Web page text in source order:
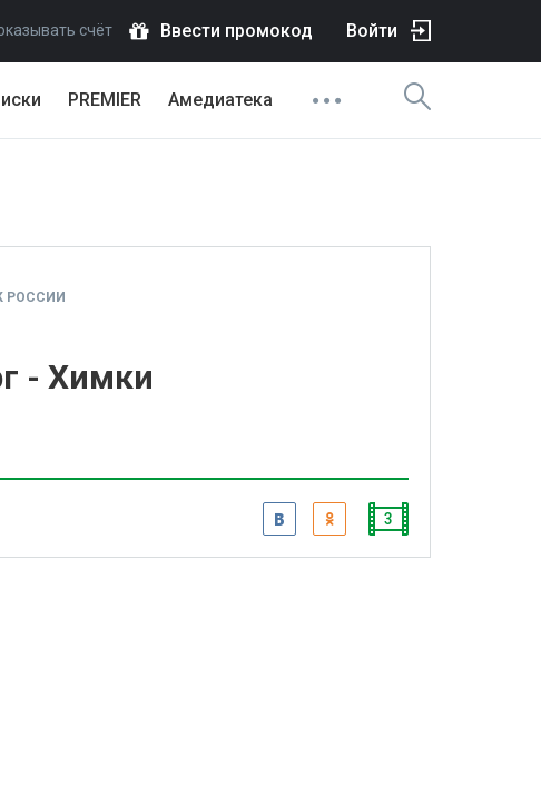
счёт Ввести промокод Войти
PREMIER Амедиатека
РОССИИ
- Химки
3